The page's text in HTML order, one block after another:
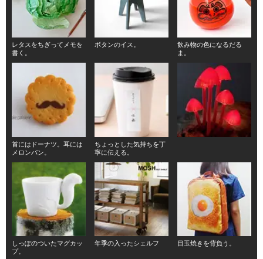
レタスをちぎってメモを
書く。
ボタンのイス。
飲み物の色になるだる
ま。
首にはドーナツ。耳には
メロンパン。
ちょっとした気持ちを丁
寧に伝える。
しっぽのついたマグカッ
プ。
年季の入ったシェルフ 目玉焼きを背負う。